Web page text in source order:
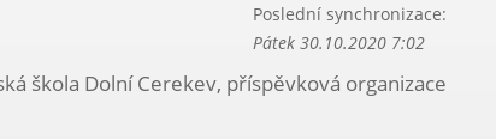
Poslední synchronizace:
Pátek 30.10.2020 7:02
škola Dolní Cerekev, příspěvková organizace